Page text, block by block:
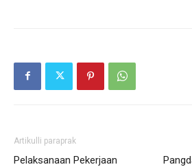
Artikulli paraprak
Pelaksanaan Pekerjaan